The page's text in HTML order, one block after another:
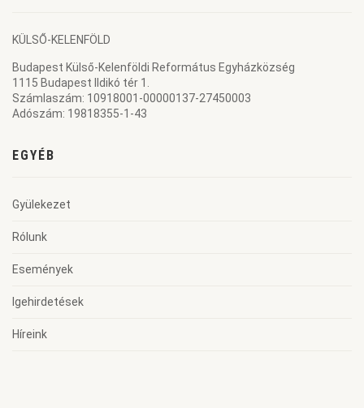
KÜLSŐ-KELENFÖLD
Budapest Külső-Kelenföldi Református Egyházközség
1115 Budapest Ildikó tér 1.
Számlaszám: 10918001-00000137-27450003
Adószám: 19818355-1-43
EGYÉB
Gyülekezet
Rólunk
Események
Igehirdetések
Híreink